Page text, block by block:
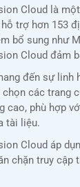
Cloud là
trợ hơn 153
bổ sung như
Cloud đảm
đến sự linh
các trang
cao, phù hợp
tài liệu.
Cloud áp
chặn truy